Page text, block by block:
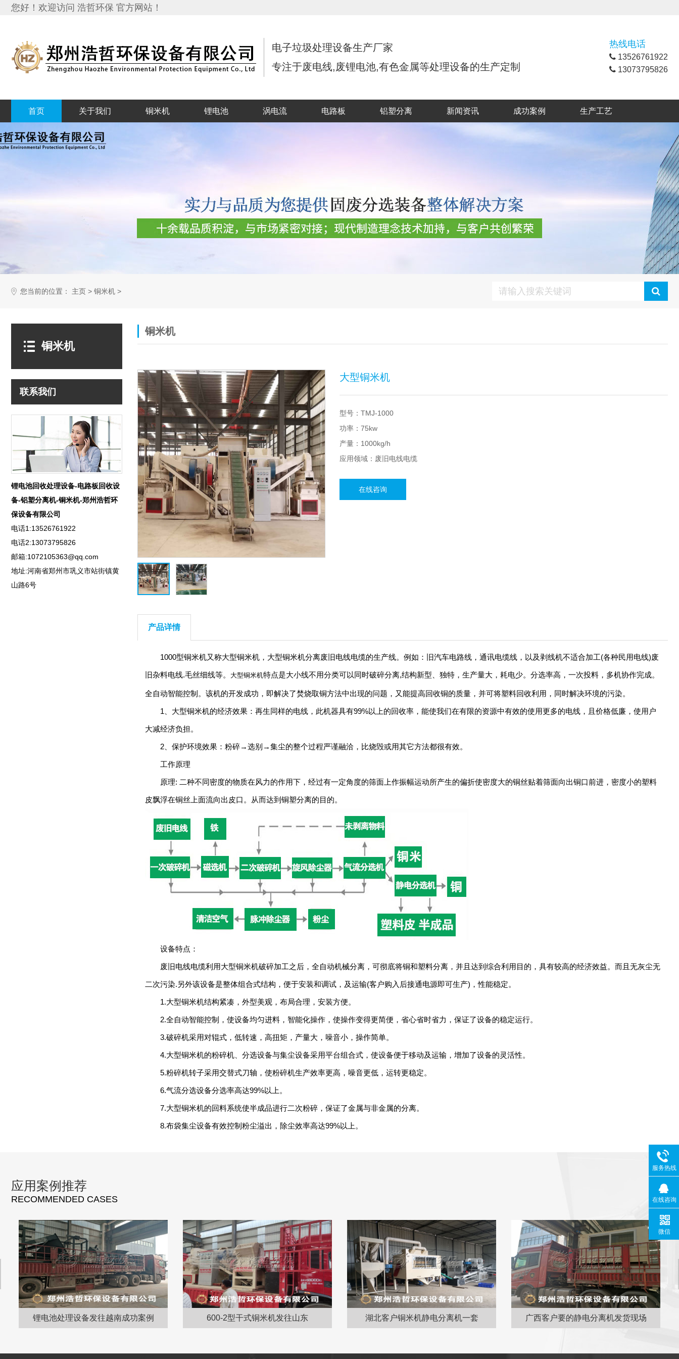
您好！欢迎访问 浩哲环保 官方网站！
电子垃圾处理设备生产厂家
专注于废电线,废锂电池,有色金属等处理设备的生产定制
热线电话
13526761922
13073795826
首页 关于我们 铜米机 锂电池 涡电流 电路板 铝塑分离 新闻资讯 成功案例 生产工艺
您当前的位置： 主页 > 铜米机 >
铜米机
联系我们
锂电池回收处理设备-电路板回收设
备-铝塑分离机-铜米机-郑州浩哲环
保设备有限公司
电话1:13526761922
电话2:13073795826
邮箱:1072105363@qq.com
地址:河南省郑州市巩义市站街镇黄
山路6号
铜米机
大型铜米机
型号：TMJ-1000
功率：75kw
产量：1000kg/h
应用领域：废旧电线电缆
在线咨询
产品详情
1000型铜米机又称大型铜米机，大型铜米机分离废旧电线电缆的生产线。例如：旧汽车电路线，通讯电缆线，以及剥线机不适合加工(各种民用电线)废
旧杂料电线.毛丝细线等。 大型铜米机特点是大小线不用分类可以同时破碎分离,结构新型、独特，生产量大，耗电少。分选率高，一次投料，多机协作完成。
全自动智能控制。该机的开发成功，即解决了焚烧取铜方法中出现的问题，又能提高回收铜的质量，并可将塑料回收利用，同时解决环境的污染。
1、大型铜米机的经济效果：再生同样的电线，此机器具有99%以上的回收率，能使我们在有限的资源中有效的使用更多的电线，且价格低廉，使用户
大减经济负担。
2、保护环境效果：粉碎→选别→集尘的整个过程严谨融洽，比烧毁或用其它方法都很有效。
工作原理
原理: 二种不同密度的物质在风力的作用下，经过有一定角度的筛面上作振幅运动所产生的偏折使密度大的铜丝贴着筛面向出铜口前进，密度小的塑料
皮飘浮在铜丝上面流向出皮口。从而达到铜塑分离的目的。
设备特点：
废旧电线电缆利用大型铜米机破碎加工之后，全自动机械分离，可彻底将铜和塑料分离，并且达到综合利用目的，具有较高的经济效益。而且无灰尘无
二次污染.另外该设备是整体组合式结构，便于安装和调试，及运输(客户购入后接通电源即可生产)，性能稳定。
1.大型铜米机结构紧凑，外型美观，布局合理，安装方便。
2.全自动智能控制，使设备均匀进料，智能化操作，使操作变得更简便，省心省时省力，保证了设备的稳定运行。
3.破碎机采用对辊式，低转速，高扭矩，产量大，噪音小，操作简单。
4.大型铜米机的粉碎机、分选设备与集尘设备采用平台组合式，使设备便于移动及运输，增加了设备的灵活性。
5.粉碎机转子采用交替式刀轴，使粉碎机生产效率更高，噪音更低，运转更稳定。
6.气流分选设备分选率高达99%以上。
7.大型铜米机的回料系统使半成品进行二次粉碎，保证了金属与非金属的分离。
8.布袋集尘设备有效控制粉尘溢出，除尘效率高达99%以上。
应用案例推荐
RECOMMENDED CASES
锂电池处理设备发往越南成功案例 600-2型干式铜米机发往山东 湖北客户铜米机静电分离机一套 广西客户要的静电分离机发货现场
服务热线
在线咨询
微信